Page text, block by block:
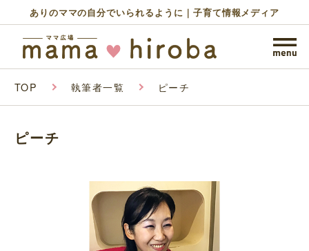
ありのママの自分でいられるように｜子育て情報メディア
TOP 執筆者一覧 ピーチ
ピーチ